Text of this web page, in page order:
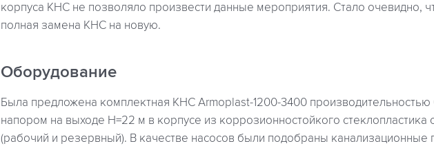
корпуса КНС не позволяло произвести данные мероприятия. Стало очевидно,
полная замена КНС на новую.
Оборудование
Была предложена комплектная КНС Armoplast-1200-3400 производительностью
напором на выходе H=22 м в корпусе из коррозионностойкого стеклопластика
(рабочий и резервный). В качестве насосов были подобраны канализационные